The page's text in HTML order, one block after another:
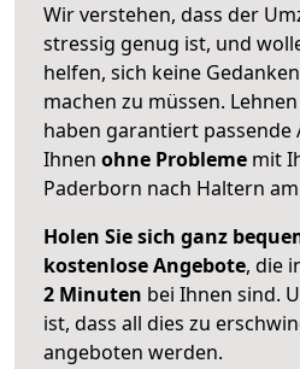
Wir verstehen, dass der
stressig genug ist, und
helfen, sich keine
machen zu müssen.
haben garantiert passende
Ihnen ohne Probleme mit
Paderborn nach Haltern
Holen Sie sich ganz
kostenlose Angebote, die
2 Minuten bei Ihnen sind.
ist, dass all dies zu
angeboten werden.